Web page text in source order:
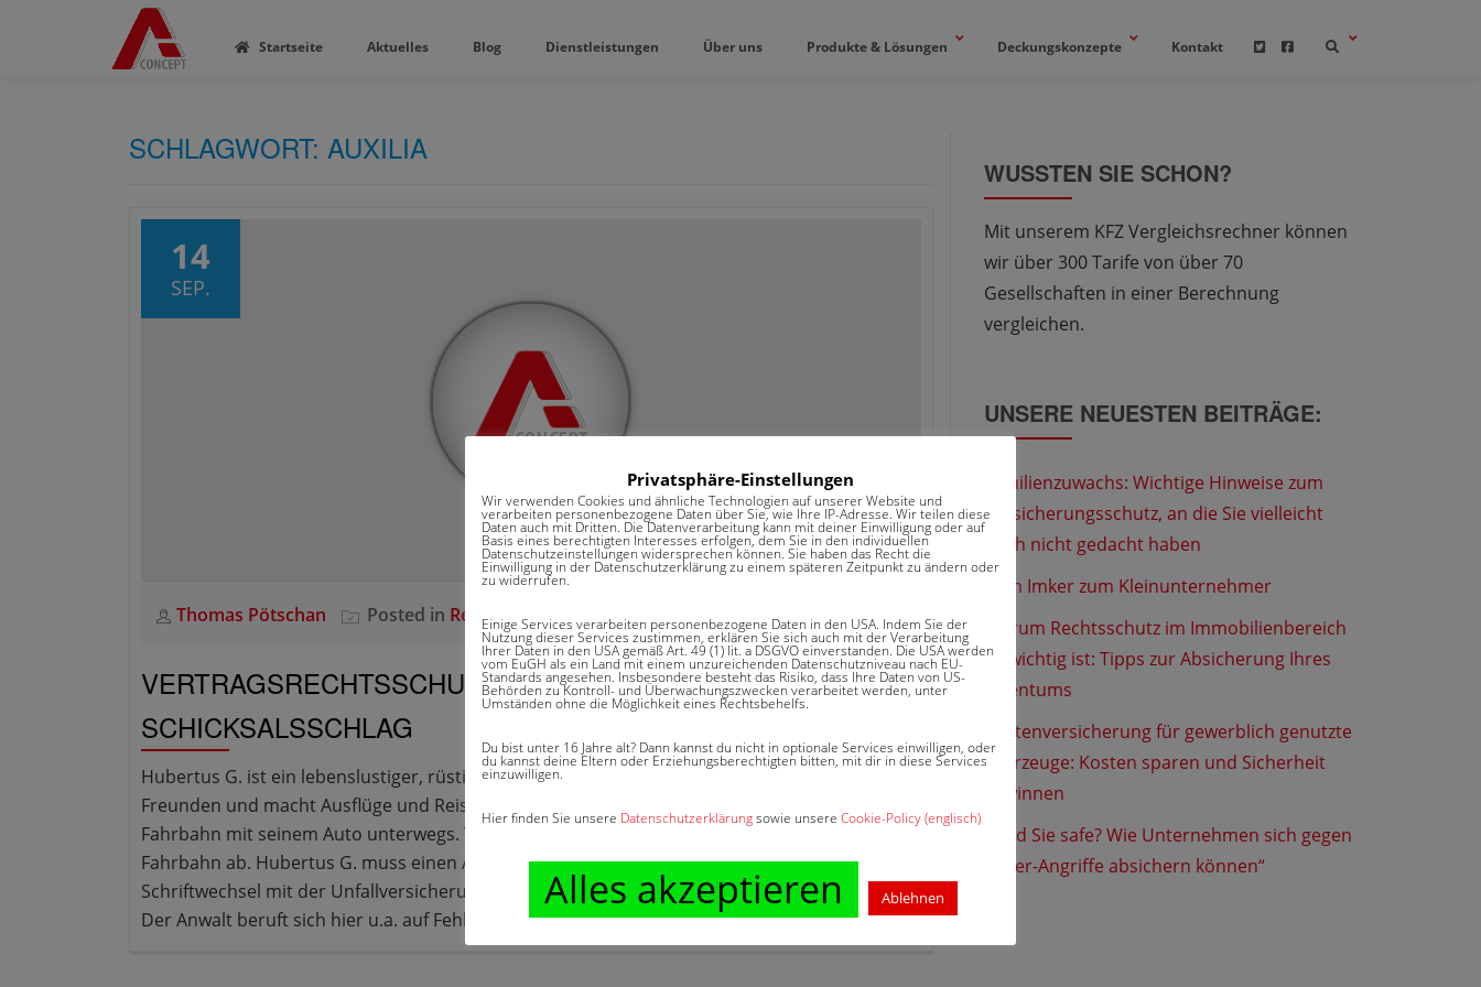
Startseite Aktuelles Blog Dienstleistungen Über uns Produkte & Lösungen Deckungskonzepte Kontakt
SCHLAGWORT: AUXILIA
14
SEP.
Thomas Pötschan Posted in Rechtsschutz Keine Kommentare
VERTRAGSRECHTSSCHUTZ: SCHWERER
SCHICKSALSSCHLAG
Hubertus G. ist ein lebenslustiger, rüstiger älterer Mann. Er trifft sich gerne mit seinen
Freunden und macht Ausflüge und Reisen mit seiner Frau. Eines Tages ist er auf regennasser
Fahrbahn mit seinem Auto unterwegs. Trotz angepasster Fahrweise kommt er von der
Fahrbahn ab. Hubertus G. muss einen Anwalt einschalten. Dieser erhebt nach erfolglosem
Schriftwechsel mit der Unfallversicherung Klage über 400.000,- € aufgrund der Vollinvalidität.
Der Anwalt beruft sich hier u.a. auf Fehler im Gutachten.
WUSSTEN SIE SCHON?
Mit unserem KFZ Vergleichsrechner können
wir über 300 Tarife von über 70
Gesellschaften in einer Berechnung
vergleichen.
UNSERE NEUESTEN BEITRÄGE:
Familienzuwachs: Wichtige Hinweise zum
Versicherungsschutz, an die Sie vielleicht
noch nicht gedacht haben
Vom Imker zum Kleinunternehmer
Warum Rechtsschutz im Immobilienbereich
so wichtig ist: Tipps zur Absicherung Ihres
Eigentums
Flottenversicherung für gewerblich genutzte
Fahrzeuge: Kosten sparen und Sicherheit
gewinnen
„Sind Sie safe? Wie Unternehmen sich gegen
Cyber-Angriffe absichern können“
Privatsphäre-Einstellungen
Wir verwenden Cookies und ähnliche Technologien auf unserer Website und
verarbeiten personenbezogene Daten über Sie, wie Ihre IP-Adresse. Wir teilen diese
Daten auch mit Dritten. Die Datenverarbeitung kann mit deiner Einwilligung oder auf
Basis eines berechtigten Interesses erfolgen, dem Sie in den individuellen
Datenschutzeinstellungen widersprechen können. Sie haben das Recht die
Einwilligung in der Datenschutzerklärung zu einem späteren Zeitpunkt zu ändern oder
zu widerrufen.
Einige Services verarbeiten personenbezogene Daten in den USA. Indem Sie der
Nutzung dieser Services zustimmen, erklären Sie sich auch mit der Verarbeitung
Ihrer Daten in den USA gemäß Art. 49 (1) lit. a DSGVO einverstanden. Die USA werden
vom EuGH als ein Land mit einem unzureichenden Datenschutzniveau nach EU-
Standards angesehen. Insbesondere besteht das Risiko, dass Ihre Daten von US-
Behörden zu Kontroll- und Überwachungszwecken verarbeitet werden, unter
Umständen ohne die Möglichkeit eines Rechtsbehelfs.
Du bist unter 16 Jahre alt? Dann kannst du nicht in optionale Services einwilligen, oder
du kannst deine Eltern oder Erziehungsberechtigten bitten, mit dir in diese Services
einzuwilligen.
Hier finden Sie unsere Datenschutzerklärungsowie unsere Cookie-Policy (englisch)
Alles akzeptieren Ablehnen